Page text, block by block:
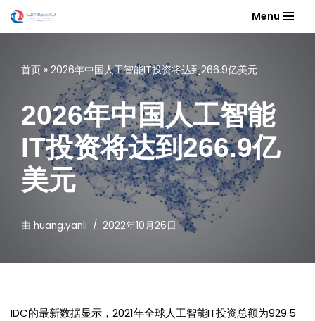
跳
Menu
首页 » 2026年中国人工智能IT投资将达到266.9亿美元
2026年中国人工智能
IT投资将达到266.9亿
美元
由 huang.yanli 2022年10月26日
IDC的最新数据显示，2021年全球人工智能IT投资总额为929.5